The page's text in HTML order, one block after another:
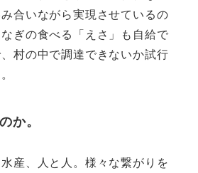
合いながら実現させているの
ぎの食べる「えさ」も自給で
村の中で調達できないか試行
か。
産、人と人。様々な繋がりを